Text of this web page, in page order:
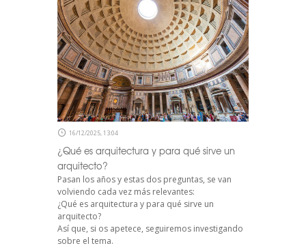
16/12/2025, 13:04
¿Qué es arquitectura y para qué sirve un
arquitecto?
Pasan los años y estas dos preguntas, se van
volviendo cada vez más relevantes:
¿Qué es arquitectura y para qué sirve un
arquitecto?
Así que, si os apetece, seguiremos investigando
sobre el tema.